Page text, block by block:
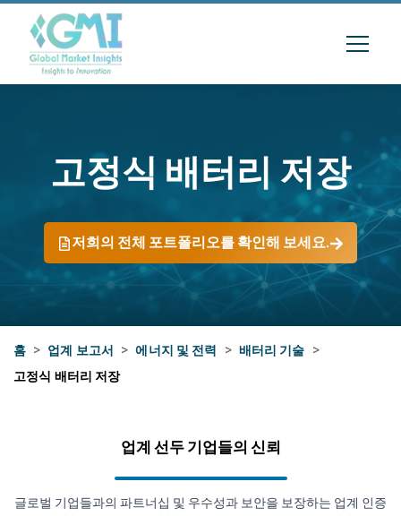
고정식 배터리 저장
저희의 전체 포트폴리오를 확인해 보세요.
홈 > 업계 보고서 > 에너지 및 전력 > 배터리 기술 >
고정식 배터리 저장
업계 선두 기업들의 신뢰
글로벌 기업들과의 파트너십 및 우수성과 보안을 보장하는 업계 인증